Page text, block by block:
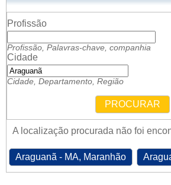
Profissão
Profissão, Palavras-chave, companhia
Cidade
Cidade, Departamento, Região
PROCURAR
A localização procurada não foi
Araguanã - MA, Maranhão